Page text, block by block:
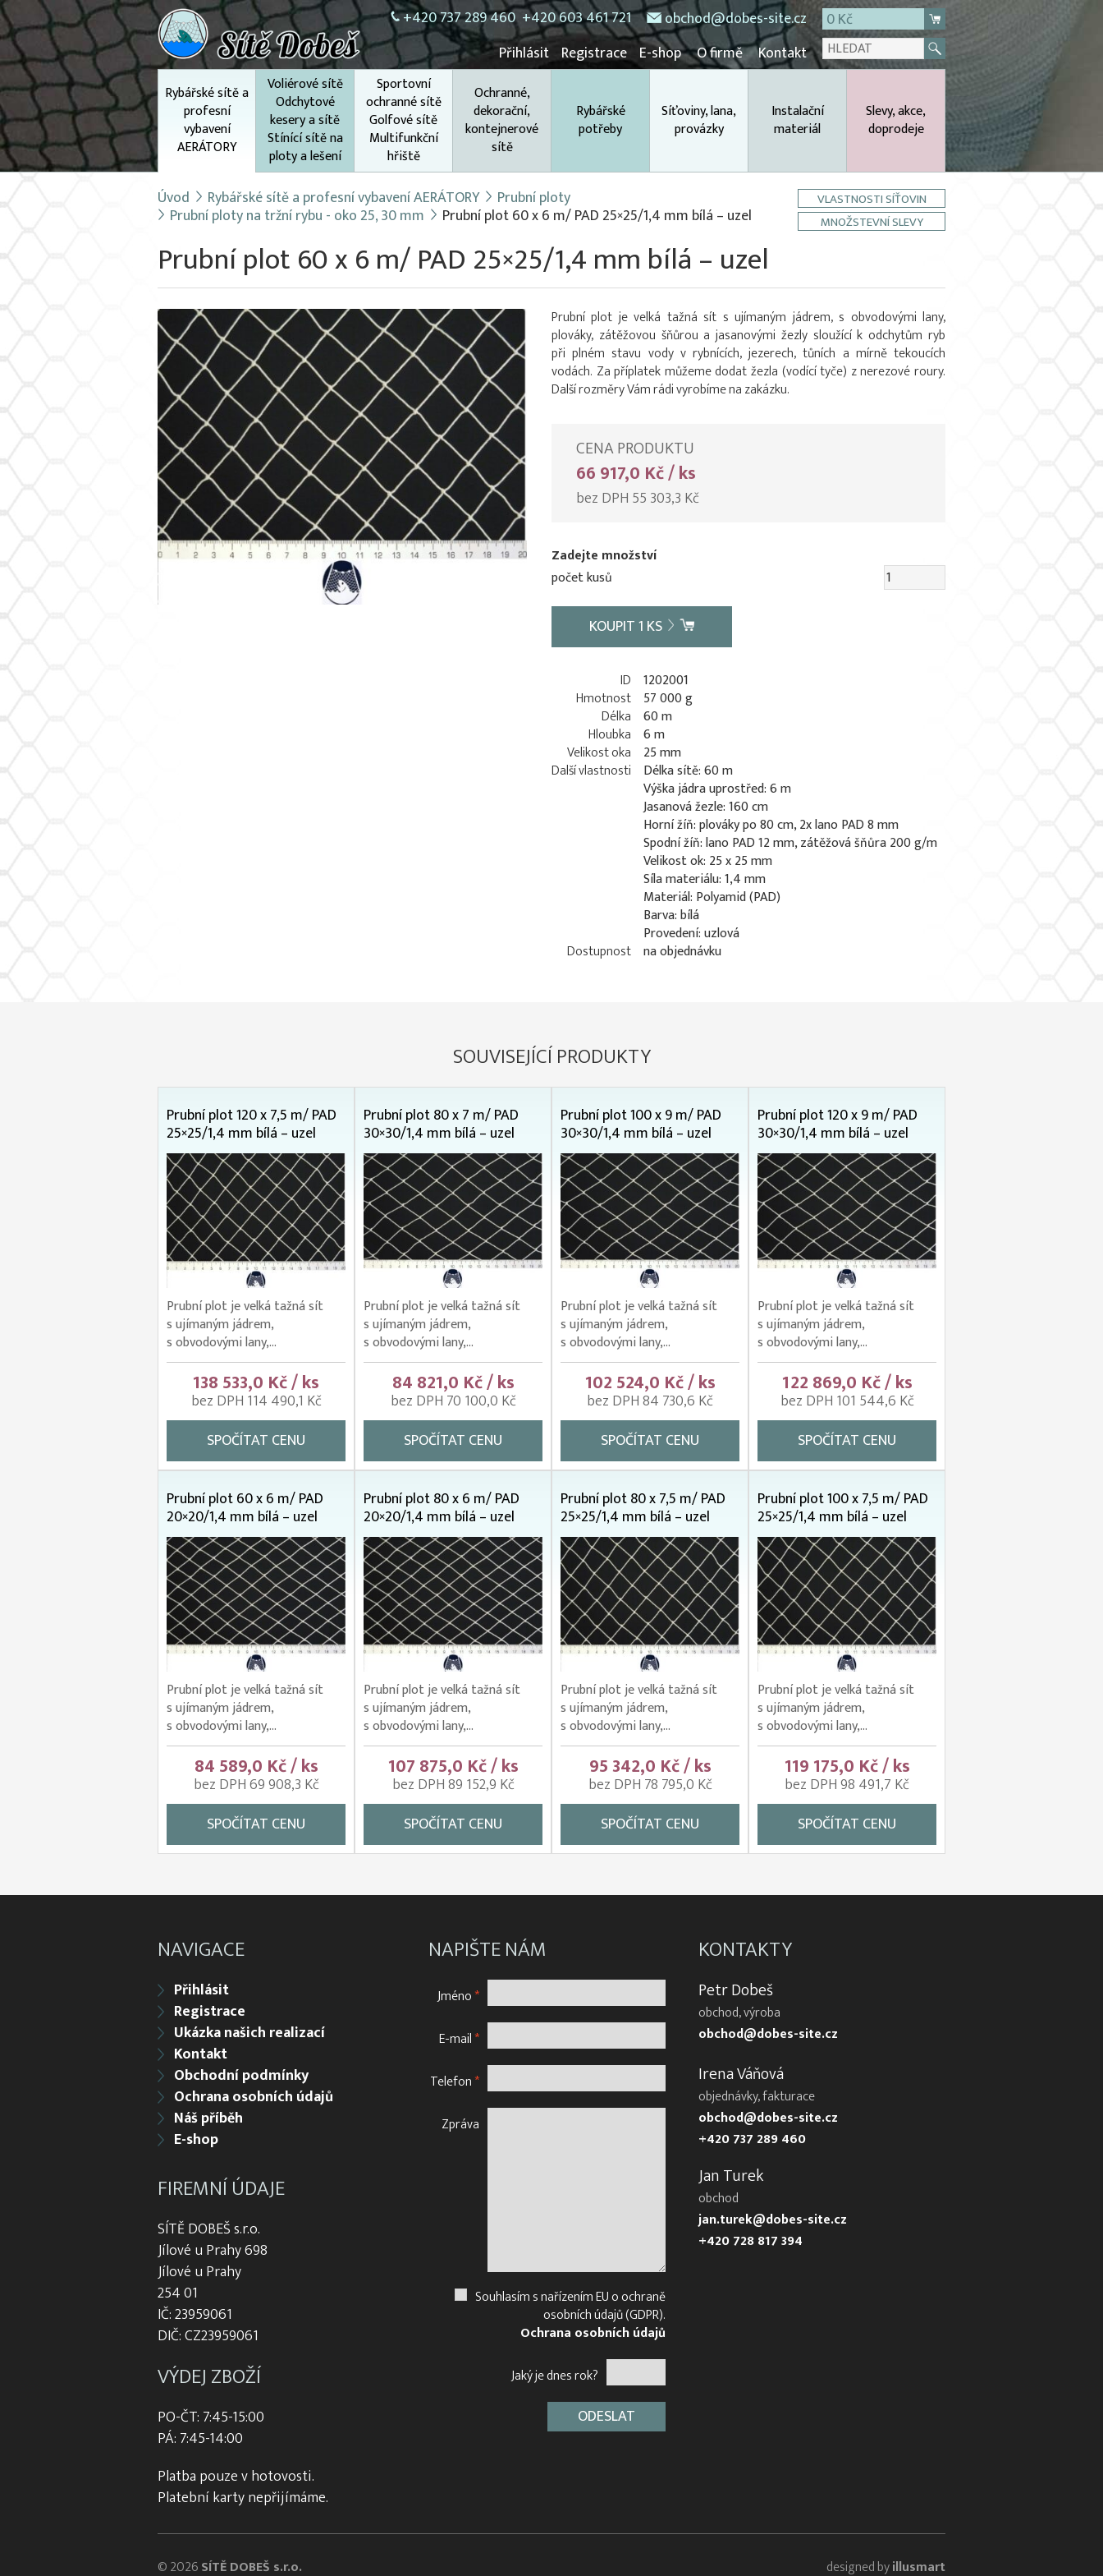
+420 737 289 460 +420 603 461 721 obchod@dobes-site.cz
0 Kč
Přihlásit Registrace E-shop O firmě Kontakt
Rybářské sítě a
profesní
vybavení
AERÁTORY
Voliérové sítě
Odchytové
kesery a sítě
Stínící sítě na
ploty a lešení
Sportovní
ochranné sítě
Golfové sítě
Multifunkční
hřiště
Ochranné,
dekorační,
kontejnerové
sítě
Rybářské
potřeby
Síťoviny, lana,
provázky
Instalační
materiál
Slevy, akce,
doprodeje
Úvod Rybářské sítě a profesní vybavení AERÁTORY Prubní ploty
Prubní ploty na tržní rybu - oko 25, 30 mm Prubní plot 60 x 6 m/ PAD 25×25/1,4 mm bílá – uzel
VLASTNOSTI SÍŤOVIN
MNOŽSTEVNÍ SLEVY
Prubní plot 60 x 6 m/ PAD 25×25/1,4 mm bílá – uzel
Prubní plot je velká tažná sít s ujímaným jádrem, s obvodovými lany,
plováky, zátěžovou šňůrou a jasanovými žezly sloužící k odchytům ryb
při plném stavu vody v rybnících, jezerech, tůních a mírně tekoucích
vodách. Za příplatek můžeme dodat žezla (vodící tyče) z nerezové roury.
Další rozměry Vám rádi vyrobíme na zakázku.
CENA PRODUKTU
66 917,0 Kč / ks
bez DPH 55 303,3 Kč
Zadejte množství
počet kusů
KOUPIT1 KS
ID 1202001
Hmotnost 57 000 g
Délka 60 m
Hloubka 6 m
Velikost oka
25 mm
Další vlastnosti
Délka sítě: 60 m
Výška jádra uprostřed: 6 m
Jasanová žezle: 160 cm
Horní žíň: plováky po 80 cm, 2x lano PAD 8 mm
Spodní žíň: lano PAD 12 mm, zátěžová šňůra 200 g/m
Velikost ok: 25 x 25 mm
Síla materiálu: 1,4 mm
Materiál: Polyamid (PAD)
Barva: bílá
Provedení: uzlová
Dostupnost na objednávku
SOUVISEJÍCÍ PRODUKTY
Prubní plot 120 x 7,5 m/ PAD
25×25/1,4 mm bílá – uzel
Prubní plot je velká tažná sít
s ujímaným jádrem,
s obvodovými lany,...
138 533,0 Kč / ks
bez DPH 114 490,1 Kč
SPOČÍTAT CENU
Prubní plot 80 x 7 m/ PAD
30×30/1,4 mm bílá – uzel
Prubní plot je velká tažná sít
s ujímaným jádrem,
s obvodovými lany,...
84 821,0 Kč / ks
bez DPH 70 100,0 Kč
SPOČÍTAT CENU
Prubní plot 100 x 9 m/ PAD
30×30/1,4 mm bílá – uzel
Prubní plot je velká tažná sít
s ujímaným jádrem,
s obvodovými lany,...
102 524,0 Kč / ks
bez DPH 84 730,6 Kč
SPOČÍTAT CENU
Prubní plot 120 x 9 m/ PAD
30×30/1,4 mm bílá – uzel
Prubní plot je velká tažná sít
s ujímaným jádrem,
s obvodovými lany,...
122 869,0 Kč / ks
bez DPH 101 544,6 Kč
SPOČÍTAT CENU
Prubní plot 60 x 6 m/ PAD
20×20/1,4 mm bílá – uzel
Prubní plot je velká tažná sít
s ujímaným jádrem,
s obvodovými lany,...
84 589,0 Kč / ks
bez DPH 69 908,3 Kč
SPOČÍTAT CENU
Prubní plot 80 x 6 m/ PAD
20×20/1,4 mm bílá – uzel
Prubní plot je velká tažná sít
s ujímaným jádrem,
s obvodovými lany,...
107 875,0 Kč / ks
bez DPH 89 152,9 Kč
SPOČÍTAT CENU
Prubní plot 80 x 7,5 m/ PAD
25×25/1,4 mm bílá – uzel
Prubní plot je velká tažná sít
s ujímaným jádrem,
s obvodovými lany,...
95 342,0 Kč / ks
bez DPH 78 795,0 Kč
SPOČÍTAT CENU
Prubní plot 100 x 7,5 m/ PAD
25×25/1,4 mm bílá – uzel
Prubní plot je velká tažná sít
s ujímaným jádrem,
s obvodovými lany,...
119 175,0 Kč / ks
bez DPH 98 491,7 Kč
SPOČÍTAT CENU
NAVIGACE
Přihlásit
Registrace
Ukázka našich realizací
Kontakt
Obchodní podmínky
Ochrana osobních údajů
Náš příběh
E-shop
FIREMNÍ ÚDAJE
SÍTĚ DOBEŠ s.r.o.
Jílové u Prahy 698
Jílové u Prahy
254 01
IČ: 23959061
DIČ: CZ23959061
VÝDEJ ZBOŽÍ
PO-ČT: 7:45-15:00
PÁ: 7:45-14:00
Platba pouze v hotovosti.
Platební karty nepřijímáme.
NAPIŠTE NÁM
Jméno*
E-mail*
Telefon*
Zpráva
Souhlasím s nařízením EU o ochraně
osobních údajů (GDPR).
Ochrana osobních údajů
Jaký je dnes rok?
KONTAKTY
Petr Dobeš
obchod, výroba
obchod@dobes-site.cz
Irena Váňová
objednávky, fakturace
obchod@dobes-site.cz
+420 737 289 460
Jan Turek
obchod
jan.turek@dobes-site.cz
+420 728 817 394
© 2026SÍTĚ DOBEŠ s.r.o. designed byillusmart